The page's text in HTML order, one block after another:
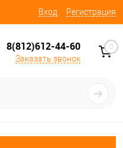
Вход Регистрация
8(812)612-44-60
Заказать звонок
0